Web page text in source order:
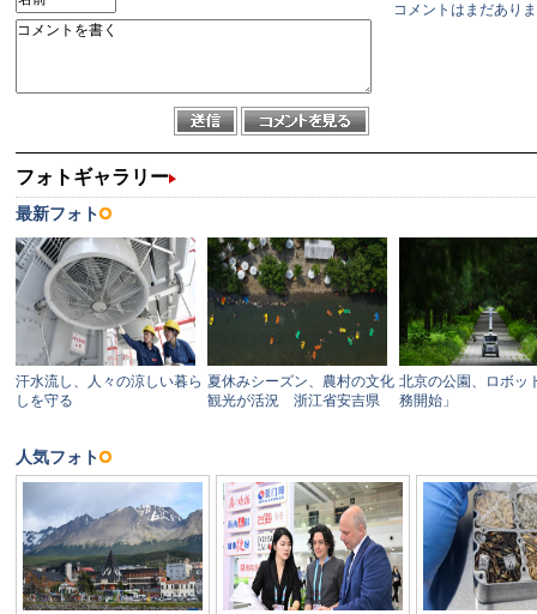
コメントはまだあり